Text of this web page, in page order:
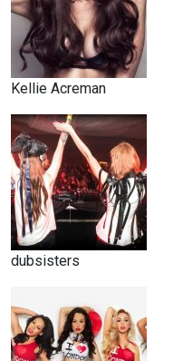
Kellie Acreman
dubsisters